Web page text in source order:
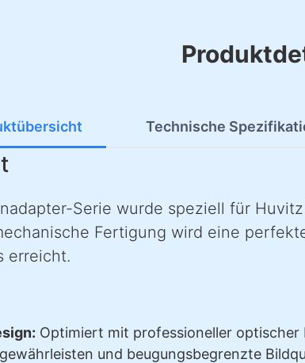
Technische
Serie wurde speziell für
Fertigung wird eine
erreicht.
Optimiert mit professioneller
und beugungsbegrenzte